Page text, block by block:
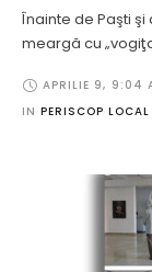
Înainte de Paşti
meargă cu
APRILIE 9, 9:04
IN PERISCOP